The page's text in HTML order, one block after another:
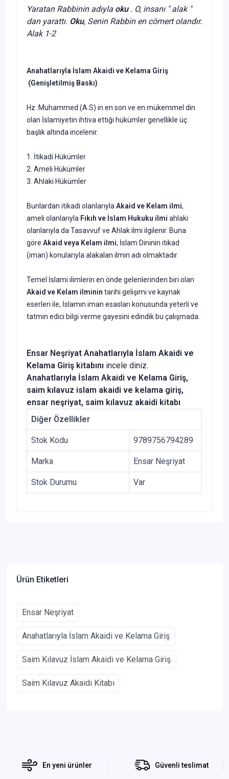
Yaratan Rabbinin adıyla oku. O, insanı " alak "
dan yarattı. Oku, Senin Rabbin en cömert olandır.
Alak 1-2
Anahatlarıyla İslam Akaidi ve Kelama Giriş
(Genişletilmiş Baskı)
Hz. Muhammed (A.S) in en son ve en mükemmel din
olan İslamiyetin ihtiva ettiği hükümler genellikle üç
başlık altında incelenir.
1. İtikadi Hükümler
2. Ameli Hükümler
3. Ahlaki Hükümler
Bunlardan itikadi olanlarıyla Akaid ve Kelam ilmi,
ameli olanlarıyla Fıkıh ve İslam Hukuku ilmi ahlaki
olanlarıyla da Tasavvuf ve Ahlak ilmi ilgilenir. Buna
göre Akaid veya Kelam ilmi, İslam Dininin itikad
(iman) konularıyla alakalan ilmin adı olmaktadır.
Temel İslami ilimlerin en önde gelenlerinden biri olan
Akaid ve Kelam ilminin tarihi gelişimi ve kaynak
eserleri ile, İslamın iman esasları konusunda yeterli ve
tatmin edici bilgi verme gayesini edindik bu çalışmada.
Ensar Neşriyat Anahatlarıyla İslam Akaidi ve
Kelama Giriş kitabını incele diniz.
Anahatlarıyla İslam Akaidi ve Kelama Giriş,
saim kılavuz islam akaidi ve kelama giriş,
ensar neşriyat, saim kılavuz akaidi kitabı
Diğer Özellikler
Stok Kodu 9789756794289
Marka Ensar Neşriyat
Stok Durumu Var
Ürün Etiketleri
Ensar Neşriyat
Anahatlarıyla İslam Akaidi ve Kelama Giriş
Saim Kılavuz İslam Akaidi ve Kelama Giriş
Saim Kılavuz Akaidi Kitabı
En yeni ürünler Güvenli teslimat